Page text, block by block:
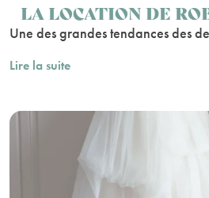
LA LOCATION DE
Une des grandes tendances des
Lire la suite